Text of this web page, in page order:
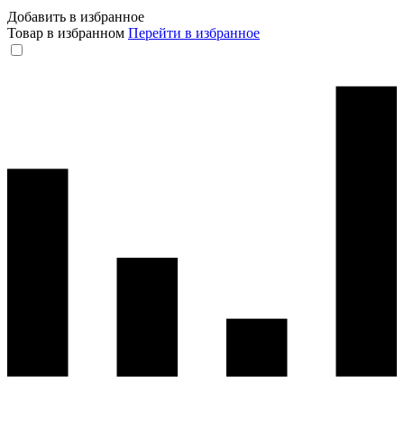
Добавить в избранное
Товар в избранном Перейти в избранное